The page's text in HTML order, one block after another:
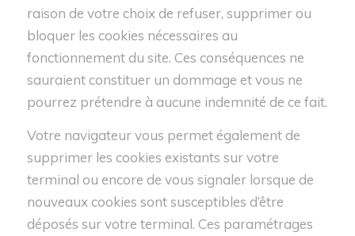
raison de votre choix de refuser, supprimer ou
bloquer les cookies nécessaires au
fonctionnement du site. Ces conséquences ne
sauraient constituer un dommage et vous ne
pourrez prétendre à aucune indemnité de ce fait.
Votre navigateur vous permet également de
supprimer les cookies existants sur votre
terminal ou encore de vous signaler lorsque de
nouveaux cookies sont susceptibles d’être
déposés sur votre terminal. Ces paramétrages